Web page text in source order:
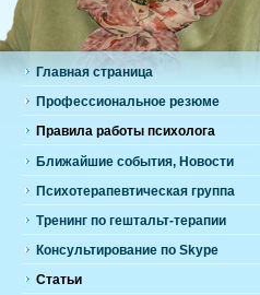
Главная страница
Профессиональное резюме
Правила работы психолога
Ближайшие события, Новости
Психотерапевтическая группа
Тренинг по гештальт-терапии
Консультирование по Skype
Статьи